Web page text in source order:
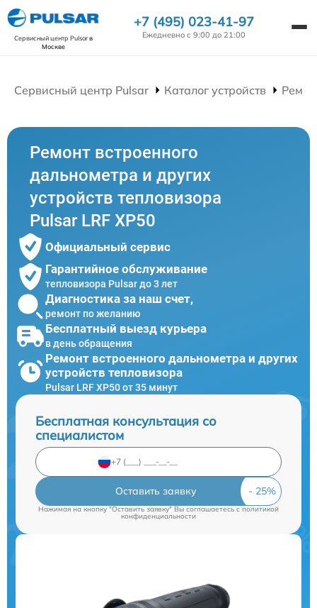
Сервисный центр Pulsarв
Москве
+7 (495) 023-41-97
Ежедневно с 9:00 до 21:00
Сервисный центр Pulsar Каталог устройств
Ремонт встроенного
дальнометра и других
устройств тепловизора
Pulsar LRF XP50
Официальный сервис
Гарантийное обслуживание
тепловизора Pulsar до 3 лет
Диагностика за наш счет,
ремонт по желанию
Бесплатный выезд курьера
в день обращения
Ремонт встроенного дальнометра и других
устройств тепловизора
Pulsar LRF XP50 от 35 минут
Бесплатная консультация со
специалистом
Оставить заявку
Нажимая на кнопку "Оставить заявку" Вы соглашаетесь cполитикой
конфиденциальности